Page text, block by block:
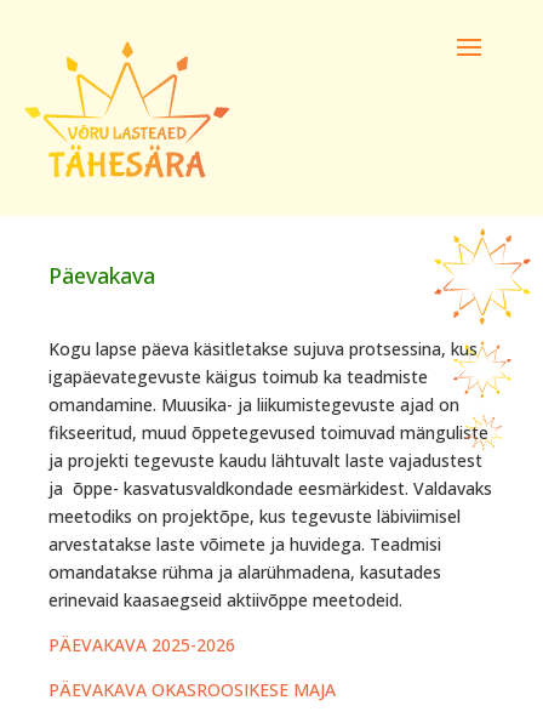
Päevakava
Kogu lapse päeva käsitletakse sujuva protsessina, kus
igapäevategevuste käigus toimub ka teadmiste
omandamine. Muusika- ja liikumistegevuste ajad on
fikseeritud, muud õppetegevused toimuvad mänguliste
ja projekti tegevuste kaudu lähtuvalt laste vajadustest
ja õppe- kasvatusvaldkondade eesmärkidest. Valdavaks
meetodiks on projektõpe, kus tegevuste läbiviimisel
arvestatakse laste võimete ja huvidega. Teadmisi
omandatakse rühma ja alarühmadena, kasutades
erinevaid kaasaegseid aktiivõppe meetodeid.
PÄEVAKAVA 2025-2026
PÄEVAKAVA OKASROOSIKESE MAJA